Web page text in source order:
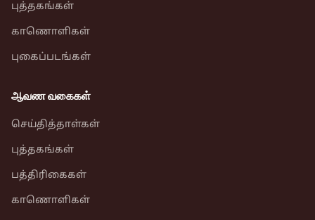
புத்தகங்கள்
காணொளிகள்
புகைப்படங்கள்
ஆவண வகைகள்
செய்தித்தாள்கள்
புத்தகங்கள்
பத்திரிகைகள்
காணொளிகள்